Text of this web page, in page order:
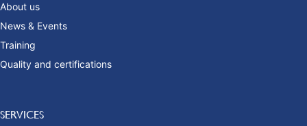
About us
News & Events
Training
Quality and certifications
SERVICES